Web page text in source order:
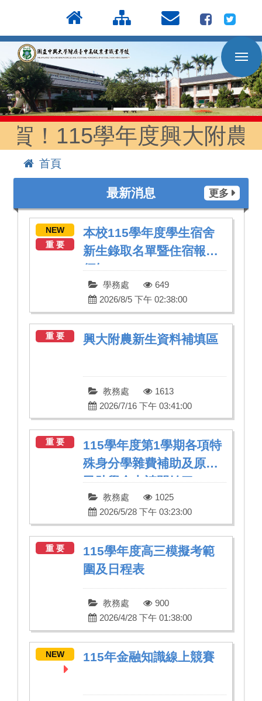
到
主
要
內
容
區
學年度興大附農「四
首頁
最新消息 更多
NEW
重 要
本校115學年度學生宿舍
新生錄取名單暨住宿報到
須知
學務處
649
2026/8/5 下午 02:38:00
重 要 興大附農新生資料補填區
教務處
1613
2026/7/16 下午 03:41:00
重 要
115學年度第1學期各項特
殊身分學雜費補助及原住
民助學金申請開始了
教務處
1025
2026/5/28 下午 03:23:00
重 要
115學年度高三模擬考範
圍及日程表
教務處
900
2026/4/28 下午 01:38:00
NEW 115年金融知識線上競賽